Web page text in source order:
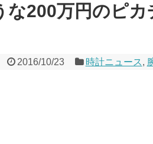
な200万円のピカ
2016/10/23 時計ニュース,